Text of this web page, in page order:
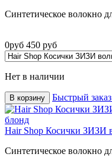
Синтетическое волокно
0руб 450 руб
Нет в наличии
В корзину Быстрый заказ
Hair Shop Косички ЗИЗИ
Синтетическое волокно